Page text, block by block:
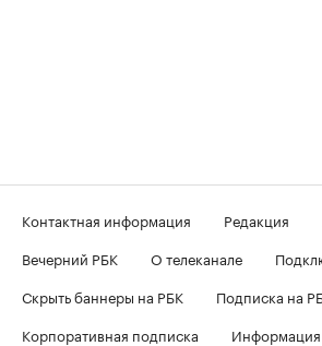
Контактная информация Редакция
Вечерний РБК
О телеканале
Скрыть баннеры на РБК
Подписка на
Корпоративная подписка
Информация